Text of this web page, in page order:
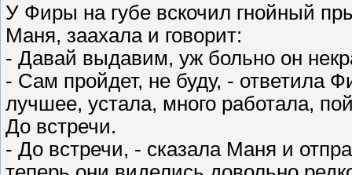
У Фиры на губе вскочил гнойный
Маня, заахала и говорит:
- Давай выдавим, уж больно он
- Сам пройдет, не буду, - ответила
лучшее, устала, много работала,
До встречи.
- До встречи, - сказала Маня и